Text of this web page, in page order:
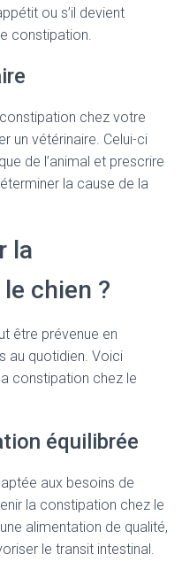
ou s’il devient
constipation.
chez votre
un vétérinaire. Celui-ci
de l’animal et prescrire
la cause de la
la
chien ?
être prévenue en
au quotidien. Voici
constipation chez le
équilibrée
aux besoins de
la constipation chez le
alimentation de qualité,
le transit intestinal.